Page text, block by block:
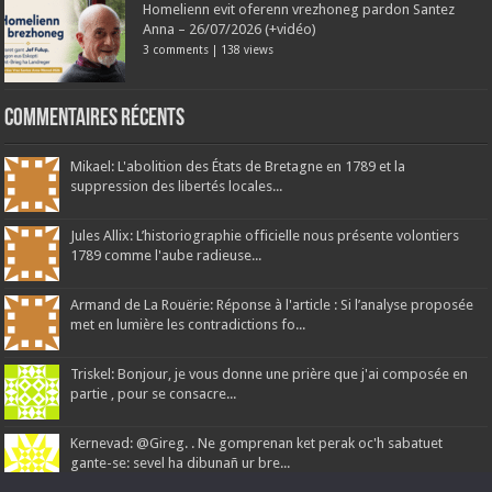
Homelienn evit oferenn vrezhoneg pardon Santez
Anna – 26/07/2026 (+vidéo)
3 comments | 138 views
Commentaires récents
Mikael: L'abolition des États de Bretagne en 1789 et la
suppression des libertés locales...
Jules Allix: L’historiographie officielle nous présente volontiers
1789 comme l'aube radieuse...
Armand de La Rouërie: Réponse à l'article : Si l’analyse proposée
met en lumière les contradictions fo...
Triskel: Bonjour, je vous donne une prière que j'ai composée en
partie , pour se consacre...
Kernevad: @Gireg. . Ne gomprenan ket perak oc'h sabatuet
gante-se: sevel ha dibunañ ur bre...